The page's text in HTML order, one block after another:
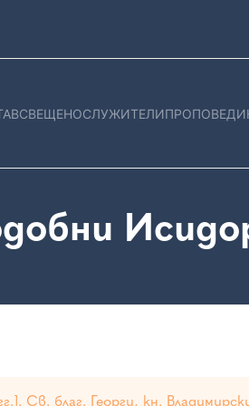
СВЕЩЕНОСЛУЖИТЕЛИПРОПОВЕДИ
Св. благ. Георги, кн.